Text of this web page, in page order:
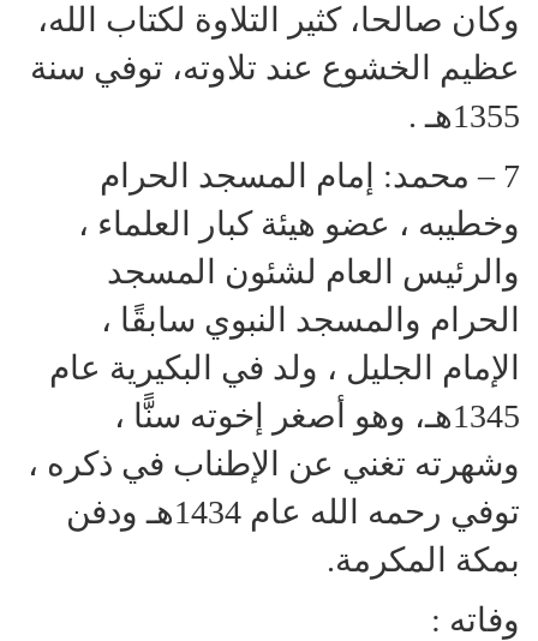
وكان صالحا، كثير التلاوة لكتاب الله،
عظيم الخشوع عند تلاوته، توفي سنة
1355هـ .
7 – محمد: إمام المسجد الحرام
وخطيبه ، عضو هيئة كبار العلماء ،
والرئيس العام لشئون المسجد
الحرام والمسجد النبوي سابقًا ،
الإمام الجليل ، ولد في البكيرية عام
1345هـ، وهو أصغر إخوته سنًّا ،
وشهرته تغني عن الإطناب في ذكره ،
توفي رحمه الله عام 1434هـ ودفن
بمكة المكرمة.
وفاته :